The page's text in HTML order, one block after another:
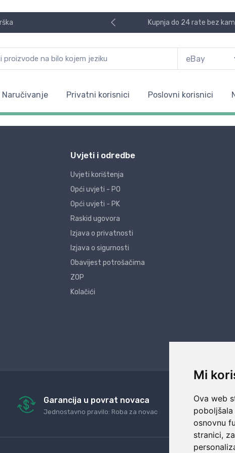
Mi
Ova web
osnovnu
stranici,
Kupnja do 24 rate bez
Naručivanje Privatni korisnici Poslovni korisnici
Uvjeti i odredbe
Uvjeti korištenja
Opći uvjeti - PO
Opći uvjeti - PK
Raskid ugovora
Izjava o privatnosti
Izjava o sigurnosti
Obavijest potrošačima
ZOP
Kolačići
Garancija u povrat novaca
Jednostavno pravilo: Roba za novac
24/7
Naši